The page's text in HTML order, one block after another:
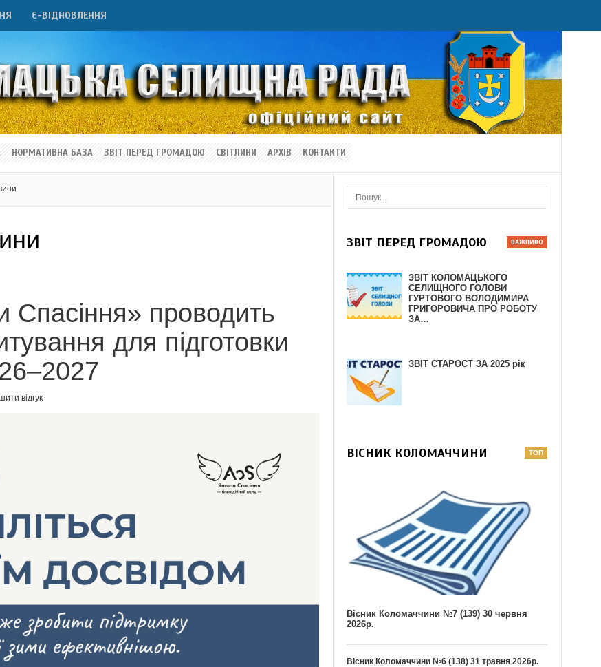
Є-ВІДНОВЛЕННЯ
НОРМАТИВНА БАЗА ЗВІТ ПЕРЕД ГРОМАДОЮ СВІТЛИНИ АРХІВ КОНТАКТИ
Спасіння» проводить
для підготовки
відгук
ЗВІТ ПЕРЕД ГРОМАДОЮ
ЗВІТ КОЛОМАЦЬКОГО
СЕЛИЩНОГО ГОЛОВИ
ГУРТОВОГО ВОЛОДИМИРА
ГРИГОРОВИЧА ПРО РОБОТУ
ЗА…
ЗВІТ СТАРОСТ ЗА 2025 рік
ВІСНИК КОЛОМАЧЧИНИ
Вісник Коломаччини №7 (139) 30 червня
2026р.
Вісник Коломаччини №6 (138) 31 травня 2026р.